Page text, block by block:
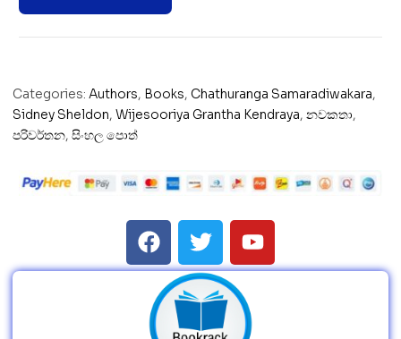
Categories: Authors, Books, Chathuranga Samaradiwakara,
Sidney Sheldon, Wijesooriya Grantha Kendraya, නවකතා,
පරිවර්තන, සිංහල පොත්